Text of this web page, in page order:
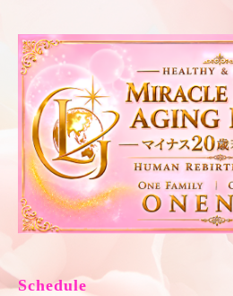
Schedule